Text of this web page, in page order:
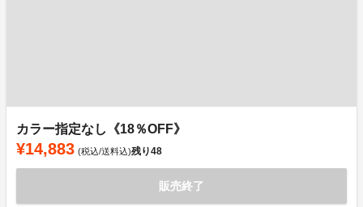
カラー指定なし《18％OFF》
¥14,883 (税込/送料込)残り48
販売終了